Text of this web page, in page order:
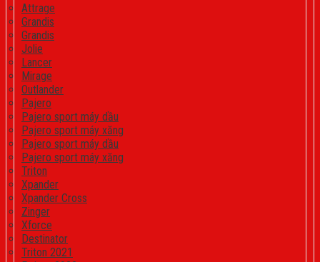
Attrage
Grandis
Grandis
Jolie
Lancer
Mirage
Outlander
Pajero
Pajero sport máy dầu
Pajero sport máy xăng
Pajero sport máy dầu
Pajero sport máy xăng
Triton
Xpander
Xpander Cross
Zinger
Xforce
Destinator
Triton 2021